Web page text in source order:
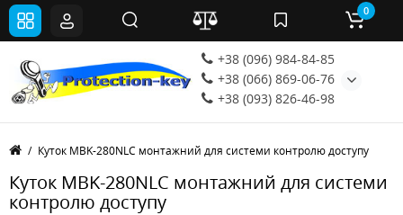
+38 (096) 984-84-85
+38 (066) 869-06-76
+38 (093) 826-46-98
0
Куток MBK-280NLC монтажний для системи контролю доступу
Куток MBK-280NLC монтажний для системи
контролю доступу